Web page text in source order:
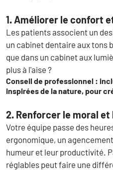
1. Améliorer le confort
Les patients associent un
un cabinet dentaire aux tons
que dans un cabinet aux
plus à l'aise ?
Conseil de professionnel :
inspirées de la nature, pour
2. Renforcer le moral
Votre équipe passe des
ergonomique, un
humeur et leur productivité.
réglables peut faire une